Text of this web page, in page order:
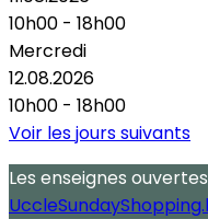
10h00 - 18h00
Mercredi
12.08.2026
10h00 - 18h00
Voir les jours suivants
Les enseignes ouvertes